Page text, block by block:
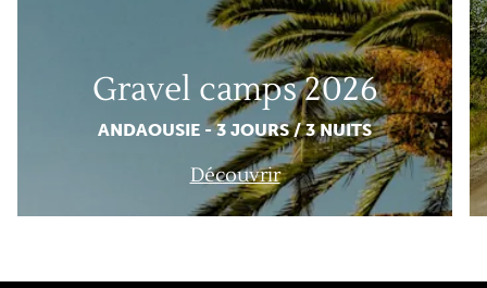
Gravel camps 2026
ANDAOUSIE - 3 JOURS / 3 NUITS
Découvrir